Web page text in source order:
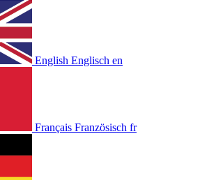
English Englisch en
Français Französisch fr